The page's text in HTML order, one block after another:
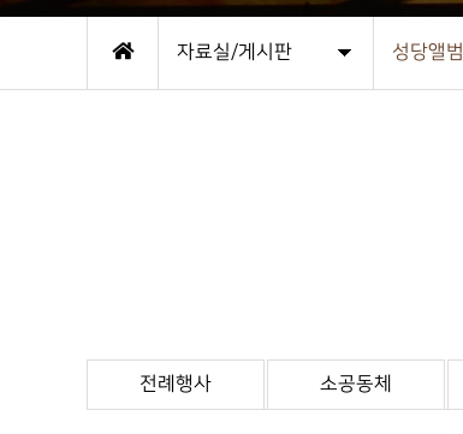
자료실/게시판 성당앨범
전례행사 소공동체